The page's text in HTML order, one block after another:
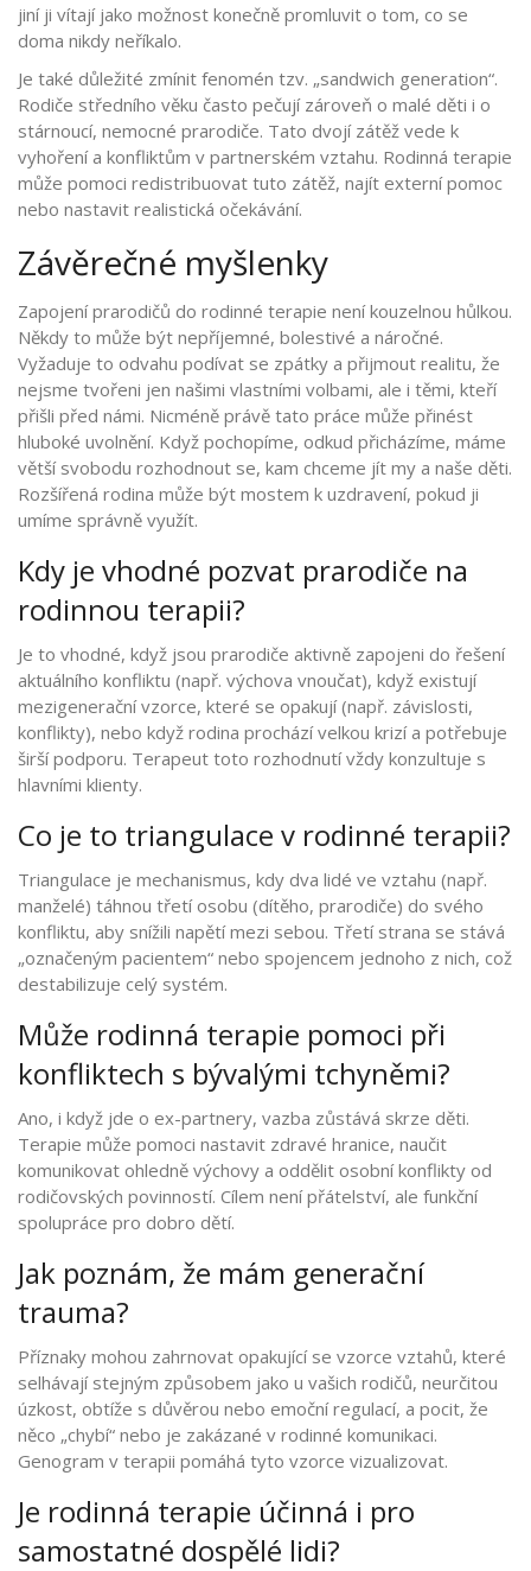
jiní ji vítají jako možnost konečně promluvit o tom, co se
doma nikdy neříkalo.
Je také důležité zmínit fenomén tzv. „sandwich generation“.
Rodiče středního věku často pečují zároveň o malé děti i o
stárnoucí, nemocné prarodiče. Tato dvojí zátěž vede k
vyhoření a konfliktům v partnerském vztahu. Rodinná terapie
může pomoci redistribuovat tuto zátěž, najít externí pomoc
nebo nastavit realistická očekávání.
Závěrečné myšlenky
Zapojení prarodičů do rodinné terapie není kouzelnou hůlkou.
Někdy to může být nepříjemné, bolestivé a náročné.
Vyžaduje to odvahu podívat se zpátky a přijmout realitu, že
nejsme tvořeni jen našimi vlastními volbami, ale i těmi, kteří
přišli před námi. Nicméně právě tato práce může přinést
hluboké uvolnění. Když pochopíme, odkud přicházíme, máme
větší svobodu rozhodnout se, kam chceme jít my a naše děti.
Rozšířená rodina může být mostem k uzdravení, pokud ji
umíme správně využít.
Kdy je vhodné pozvat prarodiče na
rodinnou terapii?
Je to vhodné, když jsou prarodiče aktivně zapojeni do řešení
aktuálního konfliktu (např. výchova vnoučat), když existují
mezigenerační vzorce, které se opakují (např. závislosti,
konflikty), nebo když rodina prochází velkou krizí a potřebuje
širší podporu. Terapeut toto rozhodnutí vždy konzultuje s
hlavními klienty.
Co je to triangulace v rodinné terapii?
Triangulace je mechanismus, kdy dva lidé ve vztahu (např.
manželé) táhnou třetí osobu (dítěho, prarodiče) do svého
konfliktu, aby snížili napětí mezi sebou. Třetí strana se stává
„označeným pacientem“ nebo spojencem jednoho z nich, což
destabilizuje celý systém.
Může rodinná terapie pomoci při
konfliktech s bývalými tchyněmi?
Ano, i když jde o ex-partnery, vazba zůstává skrze děti.
Terapie může pomoci nastavit zdravé hranice, naučit
komunikovat ohledně výchovy a oddělit osobní konflikty od
rodičovských povinností. Cílem není přátelství, ale funkční
spolupráce pro dobro dětí.
Jak poznám, že mám generační
trauma?
Příznaky mohou zahrnovat opakující se vzorce vztahů, které
selhávají stejným způsobem jako u vašich rodičů, neurčitou
úzkost, obtíže s důvěrou nebo emoční regulací, a pocit, že
něco „chybí“ nebo je zakázané v rodinné komunikaci.
Genogram v terapii pomáhá tyto vzorce vizualizovat.
Je rodinná terapie účinná i pro
samostatné dospělé lidi?